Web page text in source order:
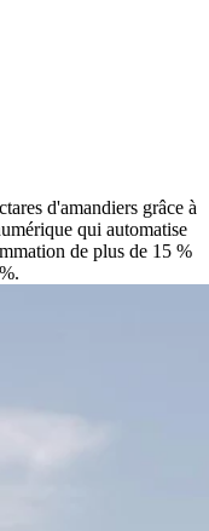
d'amandiers grâce à
qui automatise
de plus de 15 %